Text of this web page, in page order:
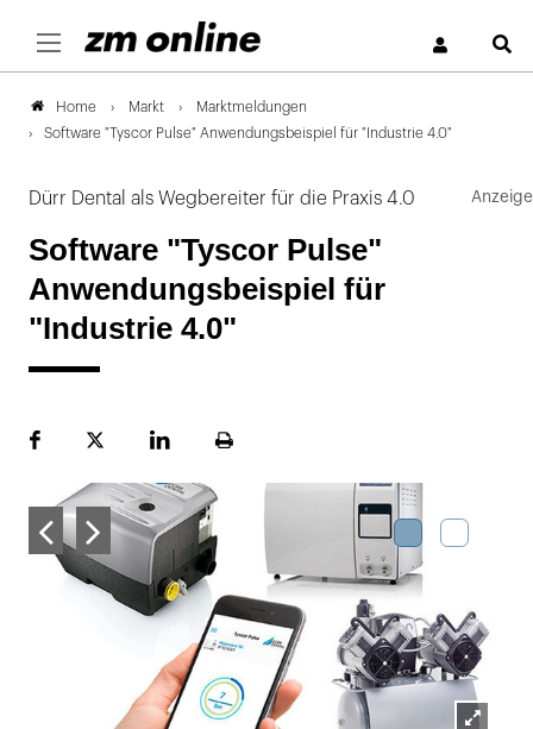
Home Markt
Marktmeldungen
Software "Tyscor Pulse" Anwendungsbeispiel für "Industrie 4.0"
Dürr Dental als Wegbereiter für die Praxis 4.0
Software "Tyscor Pulse"
Anwendungsbeispiel für
"Industrie 4.0"
FacebookPlattformLinekdInSeite